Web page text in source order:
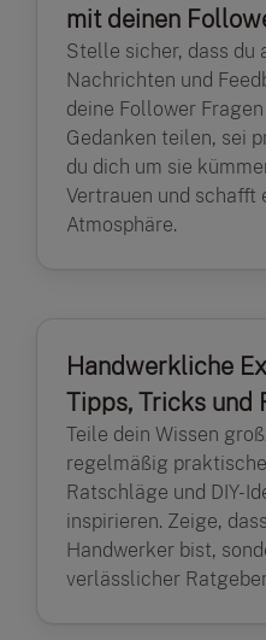
mit deinen
Stelle sicher, dass du
Nachrichten und
deine Follower
Gedanken teilen, sei
du dich um sie
Vertrauen und schafft
Atmosphäre.
Handwerkliche
Tipps, Tricks und
Teile dein Wissen
regelmäßig
Ratschläge und DIY-
inspirieren. Zeige,
Handwerker bist,
verlässlicher